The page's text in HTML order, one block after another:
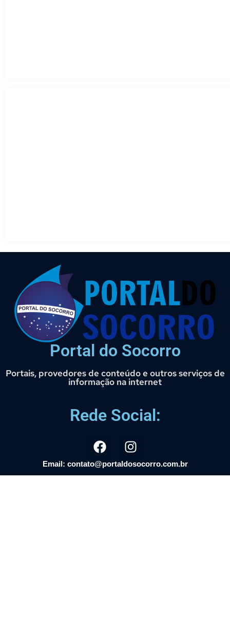
Portal do Socorro
Portais, provedores de conteúdo e outros serviços de
informação na internet
Rede Social:
Email: contato@portaldosocorro.com.br